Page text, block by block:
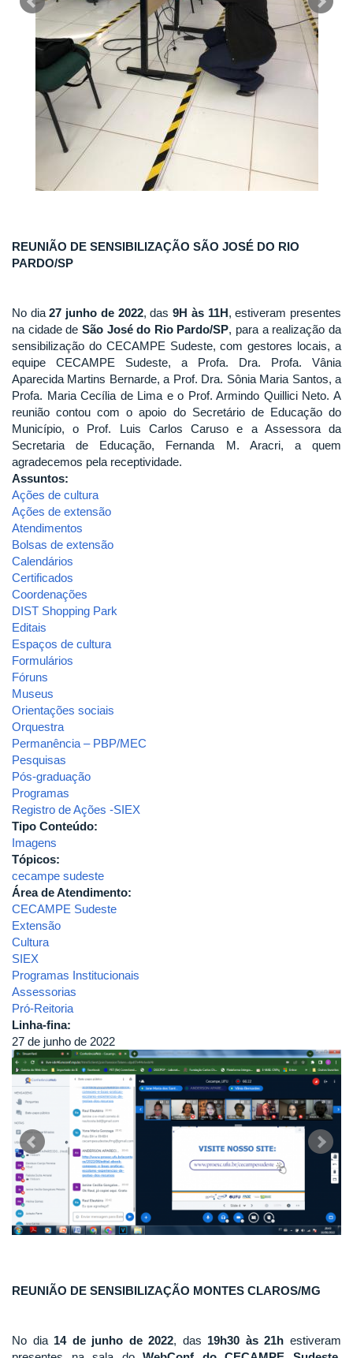
REUNIÃO DE SENSIBILIZAÇÃO SÃO JOSÉ DO RIO
PARDO/SP
No dia27 junho de 2022, das 9H às 11H, estiveram presentes
na cidade de São José do Rio Pardo/SP, para a realização da
sensibilização do CECAMPE Sudeste, com gestores locais, a
equipe CECAMPE Sudeste, a Profa. Dra. Profa. Vânia
Aparecida Martins Bernarde, a Prof. Dra. Sônia Maria Santos, a
Profa. Maria Cecília de Lima e o Prof. Armindo Quillici Neto. A
reunião contou com o apoio do Secretário de Educação do
Município, o Prof. Luis Carlos Caruso e a Assessora da
Secretaria de Educação, Fernanda M. Aracri, a quem
agradecemos pela receptividade.
Assuntos:
Ações de cultura
Ações de extensão
Atendimentos
Bolsas de extensão
Calendários
Certificados
Coordenações
DIST Shopping Park
Editais
Espaços de cultura
Formulários
Fóruns
Museus
Orientações sociais
Orquestra
Permanência – PBP/MEC
Pesquisas
Pós-graduação
Programas
Registro de Ações -SIEX
Tipo Conteúdo:
Imagens
Tópicos:
cecampe sudeste
Área de Atendimento:
CECAMPE Sudeste
Extensão
Cultura
SIEX
Programas Institucionais
Assessorias
Pró-Reitoria
Linha-fina:
27 de junho de 2022
REUNIÃO DE SENSIBILIZAÇÃO MONTES CLAROS/MG
No dia 14 de junho de 2022, das 19h30 às 21h estiveram